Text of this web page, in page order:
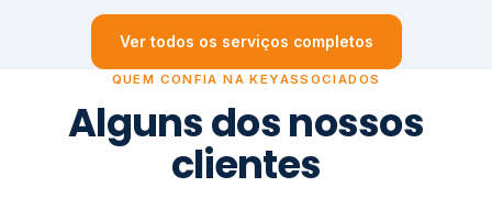
Ver todos os serviços completos
QUEM CONFIA NA KEYASSOCIADOS
Alguns dos nossos
clientes